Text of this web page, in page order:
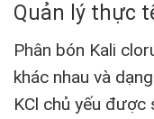
Quản lý thực
Phân bón Kali
khác nhau và
KCl chủ yếu